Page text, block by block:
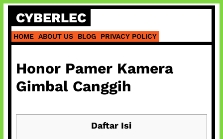
Skip
content
CYBERLEC
HOME ABOUT US BLOG PRIVACY POLICY
Honor Pamer Kamera
Gimbal Canggih
Daftar Isi